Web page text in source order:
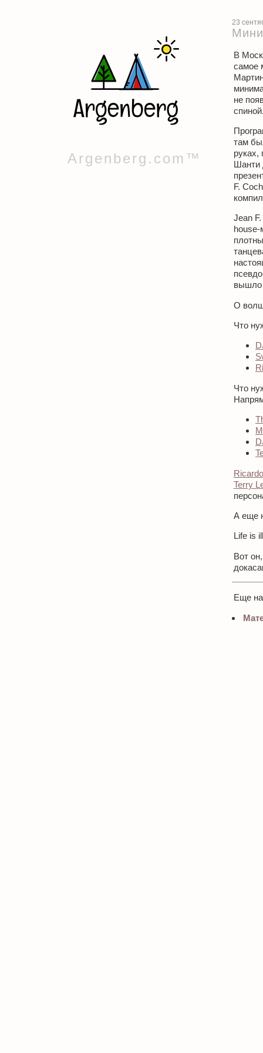
Argenberg.com™
23
В
самое
не
там
руках,
Шанти
F.
Jean
house-
вышло
О
Что
Что
Terry
А еще
Life is
Вот
Еще